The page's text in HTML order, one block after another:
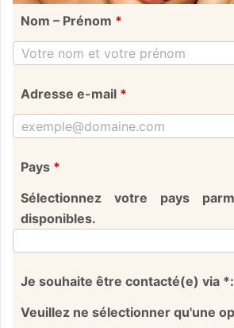
Nom – Prénom *
Adresse e-mail *
Pays *
Sélectionnez votre pays
disponibles.
Je souhaite être contacté(e) via *:
Veuillez ne sélectionner qu'une